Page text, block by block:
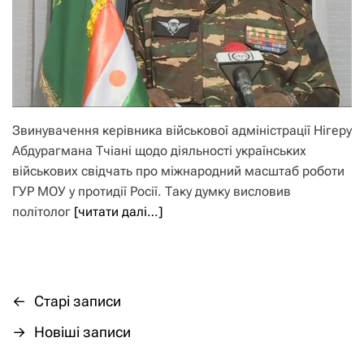
Звинувачення керівника військової адміністрації Нігеру
Абдурагмана Тчіані щодо діяльності українських
військових свідчать про міжнародний масштаб роботи
ГУР МОУ у протидії Росії. Таку думку висловив
політолог [читати далі…]
Н
а
←
Старі записи
→ Новіші записи